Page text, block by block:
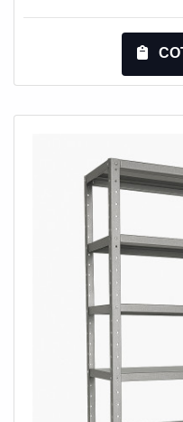
PORTA PALETES
porta paletes push back
pela segurança, acha o
de Armazenagens. É
lucratividade, deve
tenham ótima
primordiais que são
empresas que não
importante lembrar que
adquirido com
Esse tipo de cuidado
durabilidade dos
com substituições
cumprem com suas
possível poupar gastos
diversos motivos para a